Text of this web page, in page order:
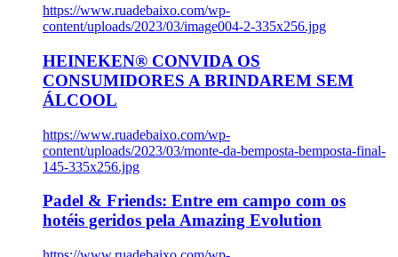
https://www.ruadebaixo.com/wp-
content/uploads/2023/03/image004-2-335x256.jpg
HEINEKEN® CONVIDA OS
CONSUMIDORES A BRINDAREM SEM
ÁLCOOL
https://www.ruadebaixo.com/wp-
content/uploads/2023/03/monte-da-bemposta-bemposta-final-
145-335x256.jpg
Padel & Friends: Entre em campo com os
hotéis geridos pela Amazing Evolution